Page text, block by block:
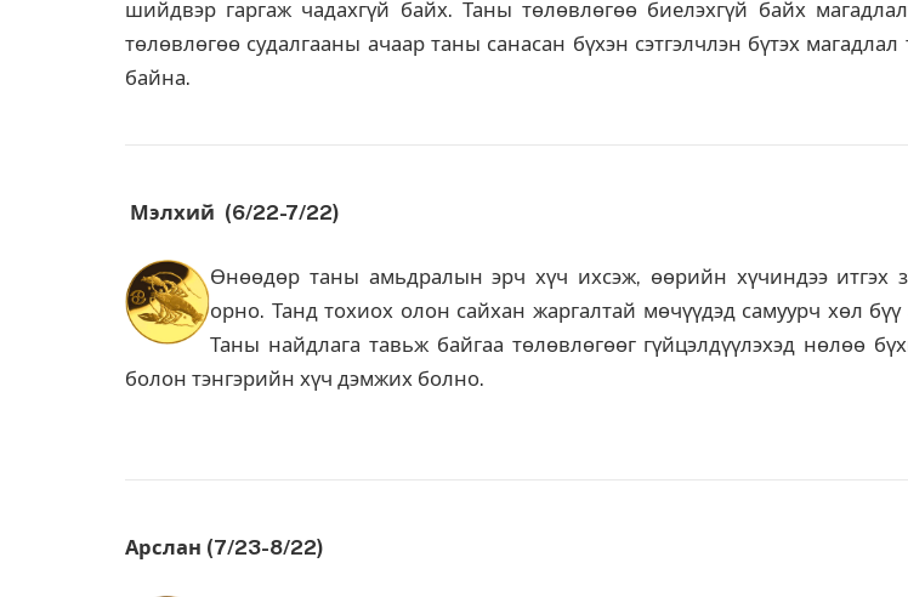
шийдвэр гаргаж чадахгүй байх. Таны төлөвлөгөө биелэхгүй байх
төлөвлөгөө судалгааны ачаар таны санасан бүхэн сэтгэлчлэн бүтэх
байна.
Мэлхий (6/22-7/22)
Өнөөдөр таны амьдралын эрч хүч ихсэж, өөрийн хүчиндээ итгэх
орно. Танд тохиох олон сайхан жаргалтай мөчүүдэд самуурч хөл бүү
Таны найдлага тавьж байгаа төлөвлөгөөг гүйцэлдүүлэхэд нөлөө
болон тэнгэрийн хүч дэмжих болно.
Арслан (7/23-8/22)